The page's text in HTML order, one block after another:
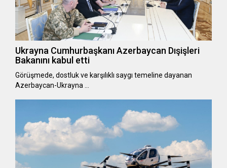
Ukrayna Cumhurbaşkanı Azerbaycan Dışişleri
Bakanını kabul etti
Görüşmede, dostluk ve karşılıklı saygı temeline dayanan
Azerbaycan-Ukrayna …